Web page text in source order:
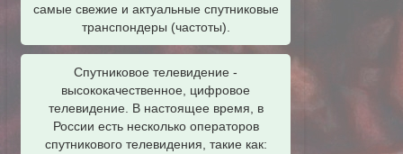
самые свежие и актуальные спутниковые
транспондеры (частоты).
Спутниковое телевидение -
высококачественное, цифровое
телевидение. В настоящее время, в
России есть несколько операторов
спутникового телевидения, такие как: